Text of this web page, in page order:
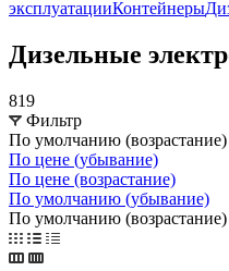
эксплуатацииКонтейнеры
Дизельные
819
Фильтр
По умолчанию (возрастание)
По цене (убывание)
По цене (возрастание)
По умолчанию (убывание)
По умолчанию (возрастание)